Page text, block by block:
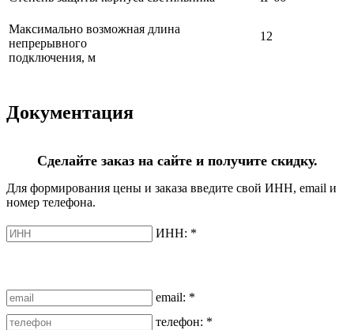
Максимально возможная длина
непрерывного
подключения, м
12
Документация
Сделайте заказ на сайте и получите скидку.
Для формирования цены и заказа введите свой ИНН, email и
номер телефона.
ИНН: *
email: *
телефон: *